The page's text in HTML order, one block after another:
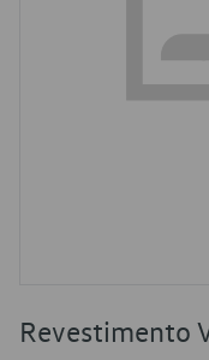
Revestimento